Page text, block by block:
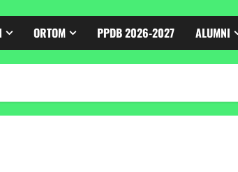
ORTOM PPDB 2026-2027 ALUMNI